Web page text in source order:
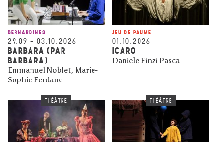
BERNARDINES
29.09 – 03.10.2026
BARBARA (PAR
BARBARA)
Emmanuel Noblet, Marie-
Sophie Ferdane
JEU DE PAUME
01.10.2026
ICARO
Daniele Finzi Pasca
THÉÂTRE THÉÂTRE